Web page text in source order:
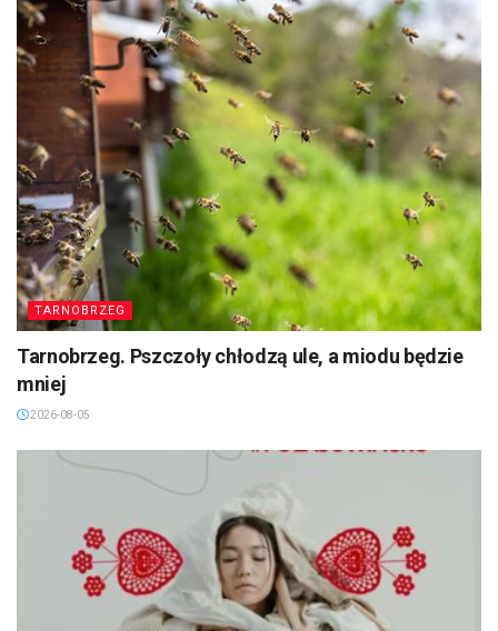
TARNOBRZEG
Tarnobrzeg. Pszczoły chłodzą ule, a miodu będzie
mniej
2026-08-05